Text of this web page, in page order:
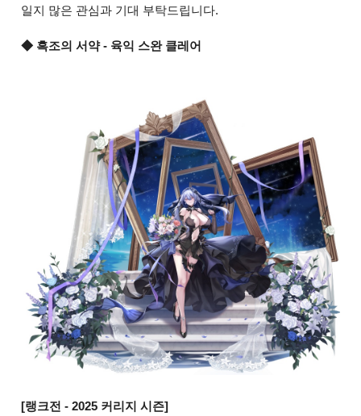
일지 많은 관심과 기대 부탁드립니다.
◆ 흑조의 서약 - 육익 스완 클레어
[랭크전 - 2025 커리지 시즌]